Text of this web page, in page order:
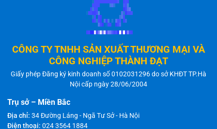
CÔNG TY TNHH SẢN XUẤT THƯƠNG MẠI VÀ
CÔNG NGHIỆP THÀNH ĐẠT
Giấy phép Đăng ký kinh doanh số 0102031296 do sở KHĐT TP.Hà
Nội cấp ngày 28/06/2004
Trụ sở – Miền Bắc
Địa chỉ: 34 Đường Láng - Ngã Tư Sở - Hà Nội
Điện thoại: 024 3564 1884